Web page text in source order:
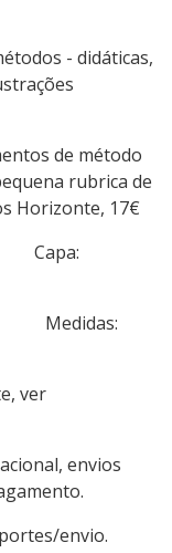
- didáticas,
de método
rubrica de
Horizonte, 17€
Medidas:
ver
envios
envio.